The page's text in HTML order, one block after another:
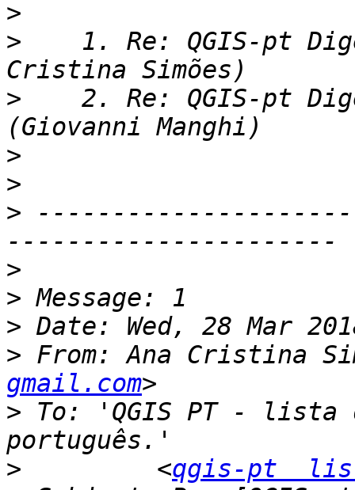
>
>
1. Re: QGIS-pt
>
2. Re: QGIS-pt
>
>
>
>
>
>
> From: Ana Cristina
gmail.com
> To: 'QGIS PT - lista
>
         <
qgis-pt